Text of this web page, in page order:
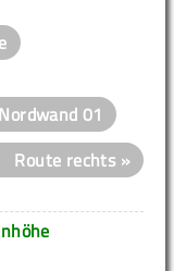
01
Route rechts »